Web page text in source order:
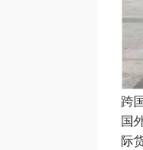
跨
国
际